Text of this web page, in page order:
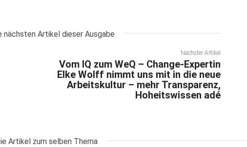
nächsten Artikel dieser Ausgabe
Nächster Artikel
Vom IQ zum WeQ – Change-Expertin
Elke Wolff nimmt uns mit in die neue
Arbeitskultur – mehr Transparenz,
Hoheitswissen adé
Artikel zum selben Thema